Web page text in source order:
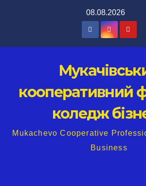
08.08.2026
кооперативний
коледж
Mukachevo Cooperative
Business